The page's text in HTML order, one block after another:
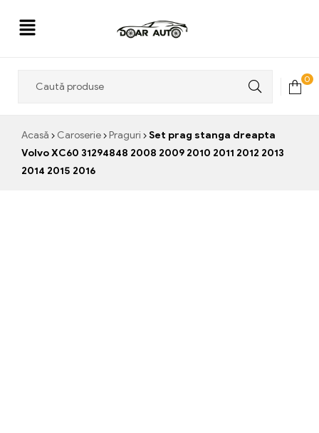
0
Acasă Caroserie Praguri
Set prag stanga dreapta
Volvo XC60 31294848 2008 2009 2010 2011 2012 2013
2014 2015 2016